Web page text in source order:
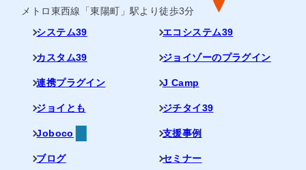
メトロ東西線「東陽町」駅より徒歩3分
システム39
エコシステム39
カスタム39 ジョイゾーのプラグイン
連携プラグイン J Camp
ジョイとも ジチタイ39
Joboco 支援事例
ブログ セミナー